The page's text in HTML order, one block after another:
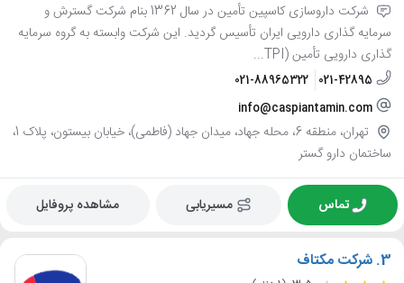
شرکت داروسازی کاسپین تأمین در سال 1362 بنام شرکت گسترش و
سرمایه گذاری دارویی ایران تأسیس گردید. این شرکت وابسته به گروه سرمایه
گذاری دارویی تأمین (TPI...
021-42895
021-88965322
info@caspiantamin.com
تهران، منطقه 6، محله جهاد، میدان جهاد (فاطمی)، خیابان بیستون، پلاک 1،
ساختمان دارو گستر
تماس مسیریابی مشاهده پروفایل
3. شرکت مکتاف